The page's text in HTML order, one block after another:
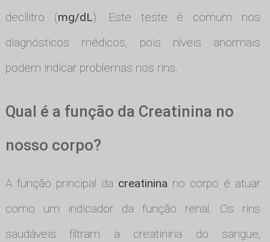
decilitro (mg/dL). Este teste é comum nos
diagnósticos médicos, pois níveis anormais
podem indicar problemas nos rins.
Qual é a função da Creatinina no
nosso corpo?
A função principal da creatinina no corpo é atuar
como um indicador da função renal. Os rins
saudáveis filtram a creatinina do sangue,